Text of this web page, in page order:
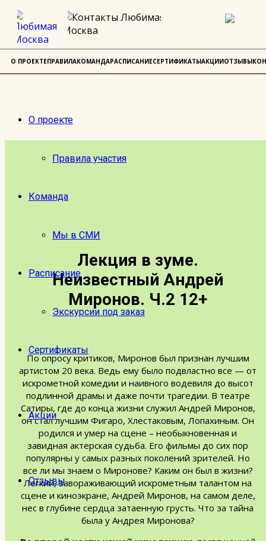
О проекте
Правила участия
Команда
Мы в СМИ
Расписание
Экскурсии под заказ
Сертификаты
Акции
Отзывы
Лекция в зуме.
Неизвестный Андрей
Миронов. Ч.2 12+
По опросу критиков, Миронов был признан лучшим
артистом 20 века. Ведь ему было подвластно все — от
искрометной комедии и наивного водевиля до высот
подлинной драмы и даже почти трагедии. В театре
Сатиры, где до конца жизни служил Андрей Миронов,
он стал лучшим Фигаро, Хлестаковым, Лопахиным. Он
родился и умер на сцене – необыкновенная и
завидная актерская судьба. Его фильмы до сих пор
популярны у самых разных поколений зрителей. Но
все ли мы знаем о Миронове? Каким он был в жизни?
Легкий, завораживающий искрометным талантом на
сцене и киноэкране, Андрей Миронов, на самом деле,
нес в глубине сердца затаенную грусть. Что за тайна
была у Андрея Миронова?
О ПРОЕКТЕПРАВИЛАКОМАНДАРАСПИСАНИЕСЕРТИФИКАТЫАКЦИИОТЗЫВЫ